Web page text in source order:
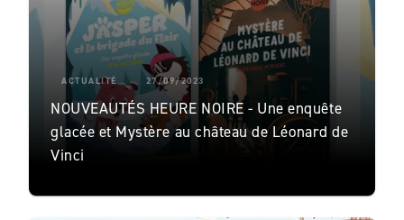
ACTUALITÉ 27/09/2023
NOUVEAUTÉS HEURE NOIRE - Une enquête
glacée et Mystère au château de Léonard de
Vinci